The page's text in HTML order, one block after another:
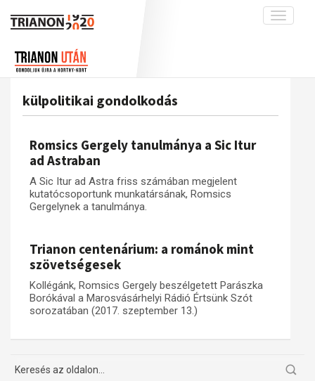
Toggle
interpretációk
A békerendszer megszilárdulása
Galéria
Adatbázis
Emlékművek (feltöltés alatt)
Visszhang
Kapcsolat
Trianon-kommentár
Dokumentumok
A trianoni szerződés
külpolitikai gondolkodás
Romsics Gergely tanulmánya a Sic Itur
ad Astraban
A Sic Itur ad Astra friss számában megjelent
kutatócsoportunk munkatársának, Romsics
Gergelynek a tanulmánya.
Trianon centenárium: a románok mint
szövetségesek
Kollégánk, Romsics Gergely beszélgetett Parászka
Borókával a Marosvásárhelyi Rádió Értsünk Szót
sorozatában (2017. szeptember 13.)